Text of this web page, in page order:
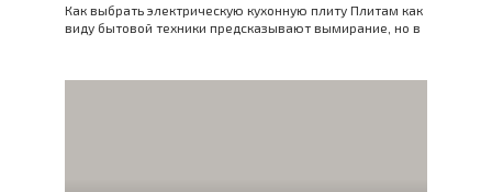
Как выбрать электрическую кухонную плиту Плитам как
виду бытовой техники предсказывают вымирание, но в